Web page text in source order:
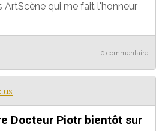
ArtScène qui me fait l'honneur
0 commentaire
Docteur Piotr bientôt sur